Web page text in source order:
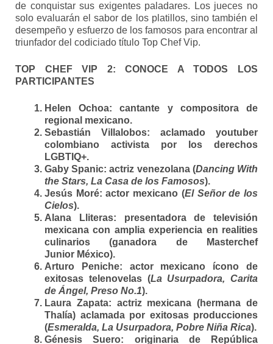
de conquistar sus exigentes paladares. Los jueces no
solo evaluarán el sabor de los platillos, sino también el
desempeño y esfuerzo de los famosos para encontrar al
triunfador del codiciado título Top Chef Vip.
TOP CHEF VIP 2: CONOCE A TODOS LOS
PARTICIPANTES
Helen Ochoa: cantante y compositora de
regional mexicano.
Sebastián Villalobos: aclamado youtuber
colombiano activista por los derechos
LGBTIQ+.
Gaby Spanic: actriz venezolana (Dancing With
the Stars, La Casa de los Famosos).
Jesús Moré: actor mexicano (El Señor de los
Cielos).
Alana Lliteras: presentadora de televisión
mexicana con amplia experiencia en realities
culinarios (ganadora de Masterchef
Junior México).
Arturo Peniche: actor mexicano ícono de
exitosas telenovelas (La Usurpadora, Carita
de Ángel, Preso No.1).
Laura Zapata: actriz mexicana (hermana de
Thalía) aclamada por exitosas producciones
(Esmeralda, La Usurpadora, Pobre Niña Rica).
Génesis Suero: originaria de República